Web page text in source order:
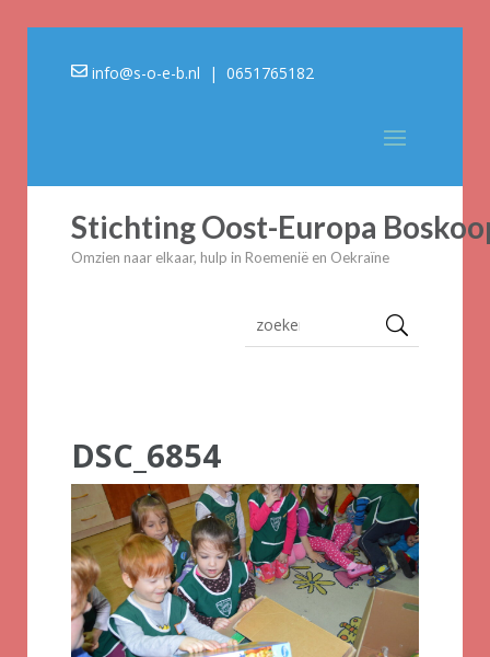
info@s-o-e-b.nl | 0651765182
Stichting Oost-Europa
Omzien naar elkaar, hulp in Roemenië en Oekraïne
DSC_6854